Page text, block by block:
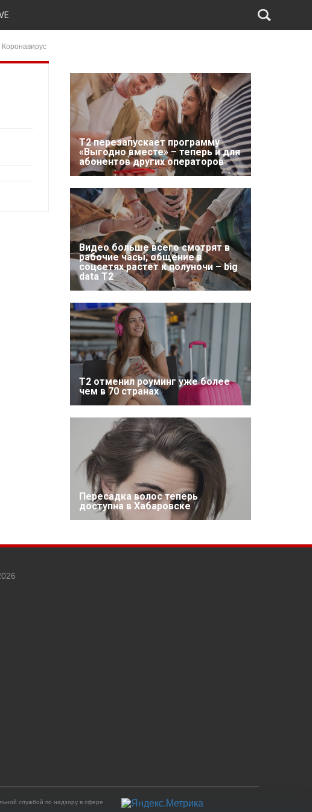
Коронавирус
Т2 перезапускает программу
«Выгодно вместе» – теперь и для
абонентов других операторов
Видео больше всего смотрят в
рабочие часы, общение в
соцсетях растет к полуночи – big
data T2
Т2 отменил роуминг уже более
чем в 70 странах
Пересадка волос теперь
доступна в Хабаровске
службой по надзору в сфере